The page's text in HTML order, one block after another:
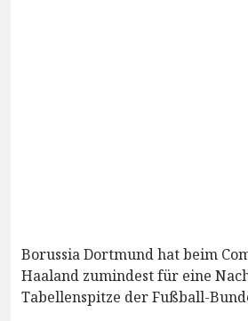
Borussia Dortmund hat beim
Haaland zumindest für eine
Tabellenspitze der Fußball-